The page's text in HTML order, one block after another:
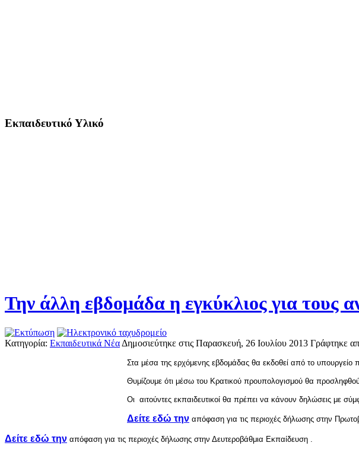
Εκπαιδευτικό Υλικό
Την άλλη εβδομάδα η εγκύκλιος για τους
Κατηγορία: Εκπαιδευτικά Νέα Δημοσιεύτηκε στις Παρασκευή, 26 Ιουλίου 2013 Γράφτηκε
Στα μέσα της ερχόμενης εβδομάδας θα εκδοθεί από το
Θυμίζουμε ότι μέσω του Κρατικού προυπολογισμού θα
Οι αιτούντες εκπαιδευτικοί θα πρέπει να κάνουν δηλώσεις με
Δείτε εδώ την απόφαση για τις περιοχές δήλωσης στην
Δείτε εδώ την απόφαση για τις περιοχές δήλωσης στην Δευτεροβάθμια Εκπαίδευση .